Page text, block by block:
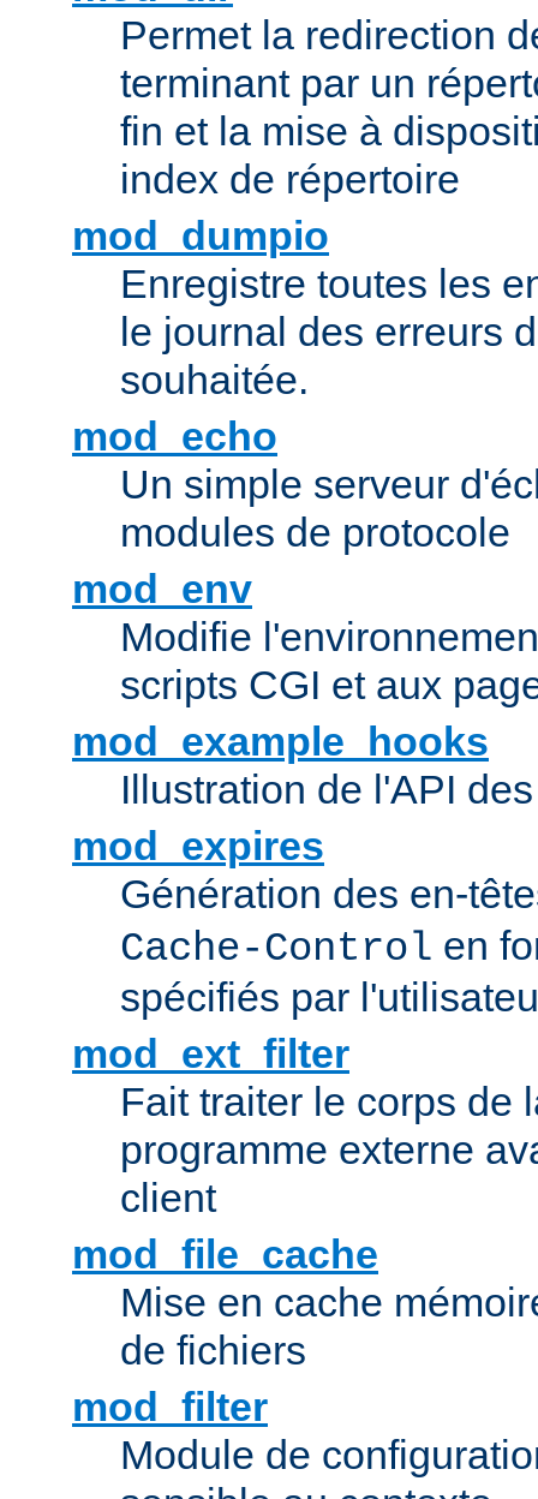
Permet la redirection
terminant par un
fin et la mise à
index de répertoire
mod_dumpio
Enregistre toutes les
le journal des erreurs
souhaitée.
mod_echo
Un simple serveur
modules de protocole
mod_env
Modifie
scripts CGI et aux
mod_example_hooks
Illustration de l'API
mod_expires
Génération des en-
Cache-Control en
spécifiés par
mod_ext_filter
Fait traiter le corps de
programme externe
client
mod_file_cache
Mise en cache
de fichiers
mod_filter
Module de